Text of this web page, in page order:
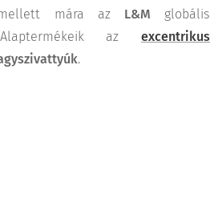
mára az L&M globális
az excentrikus
.